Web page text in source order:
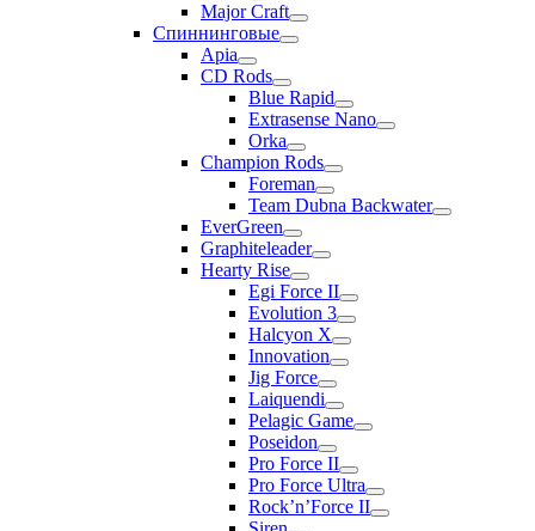
Major Craft
Спиннинговые
Apia
CD Rods
Blue Rapid
Extrasense Nano
Orka
Champion Rods
Foreman
Team Dubna Backwater
EverGreen
Graphiteleader
Hearty Rise
Egi Force II
Evolution 3
Halcyon X
Innovation
Jig Force
Laiquendi
Pelagic Game
Poseidon
Pro Force II
Pro Force Ultra
Rock’n’Force II